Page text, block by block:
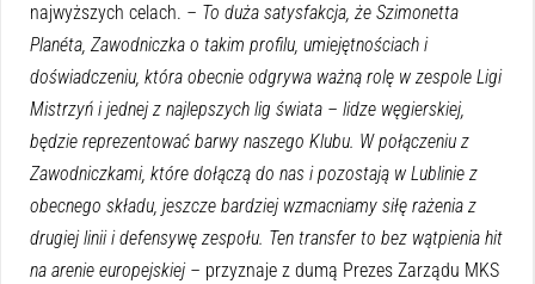
najwyższych celach. – To duża satysfakcja, że Szimonetta
Planéta, Zawodniczka o takim profilu, umiejętnościach i
doświadczeniu, która obecnie odgrywa ważną rolę w zespole Ligi
Mistrzyń i jednej z najlepszych lig świata – lidze węgierskiej,
będzie reprezentować barwy naszego Klubu. W połączeniu z
Zawodniczkami, które dołączą do nas i pozostają w Lublinie z
obecnego składu, jeszcze bardziej wzmacniamy siłę rażenia z
drugiej linii i defensywę zespołu. Ten transfer to bez wątpienia hit
na arenie europejskiej – przyznaje z dumą Prezes Zarządu MKS